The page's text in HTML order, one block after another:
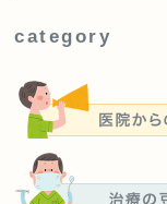
category